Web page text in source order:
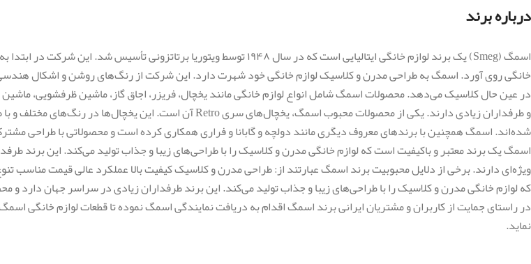
درباره برند
خانگی روی آورد. اسمگ به طراحی مدرن و کلاسیک لوازم خانگی خود شهرت دارد. این شرکت از رنگ‌های روشن و اشکال
در عین حال کلاسیک می‌دهد. محصولات اسمگ شامل انواع لوازم خانگی مانند یخچال، فریزر، اجاق گاز، ماشین ظرفشویی،
شده‌اند. اسمگ همچنین با برندهای معروف دیگری مانند دولچه و گابانا و فراری همکاری کرده است و محصولاتی با طراحی
اسمگ یک برند معتبر و باکیفیت است که لوازم خانگی مدرن و کلاسیک را با طراحی‌های زیبا و جذاب تولید می‌کند. این برند
ویژه‌ای دارند. برخی از دلایل محبوبیت برند اسمگ عبارتند از: طراحی مدرن و کلاسیک کیفیت بالا عملکرد عالی قیمت
که لوازم خانگی مدرن و کلاسیک را با طراحی‌های زیبا و جذاب تولید می‌کند. این برند طرفداران زیادی در سراسر جهان دارد و
در راستای جمایت از کاربران و مشتریان ایرانی برند اسمگ اقدام به دریافت نمایندگی اسمگ نموده تا قطعات لوازم خانگی
نماید.